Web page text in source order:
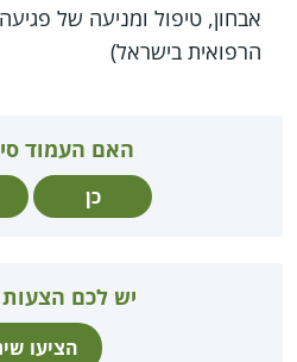
אבחון, טיפול ומניעה של
הרפואית בישראל)
האם העמוד
כן
יש לכם הצעות
הציעו